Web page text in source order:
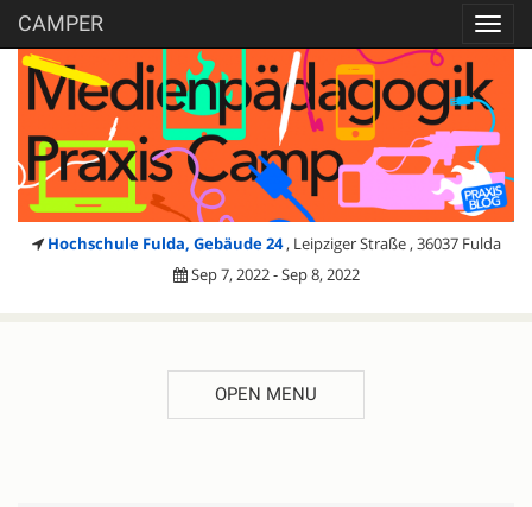
CAMPER
Hochschule Fulda, Gebäude 24 , Leipziger Straße , 36037 Fulda
Sep 7, 2022 - Sep 8, 2022
OPEN MENU